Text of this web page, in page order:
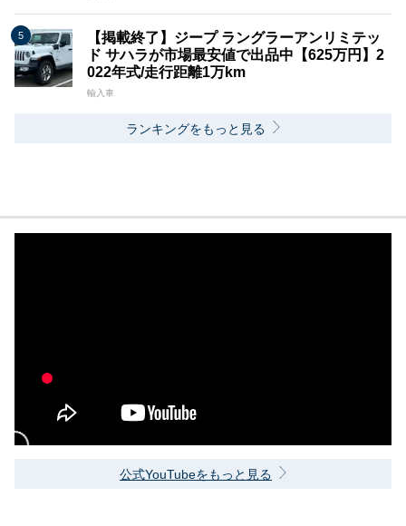
【掲載終了】ジープ ラングラーアンリミテッ
ド サハラが市場最安値で出品中【625万円】2
022年式/走行距離1万km
輸入車
ランキングをもっと見る
公式YouTubeをもっと見る